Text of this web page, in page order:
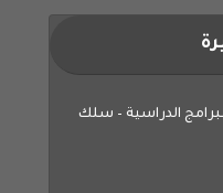
الدراسية – سلك